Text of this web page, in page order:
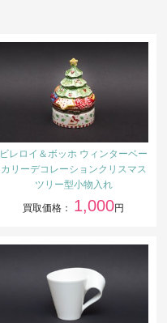
ビレロイ＆ボッホ ウィンターベー
カリーデコレーションクリスマス
ツリー型小物入れ
買取価格： 1,000円